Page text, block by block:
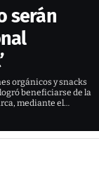
serán
orgánicos y snacks
beneficiarse de la
mediante el…